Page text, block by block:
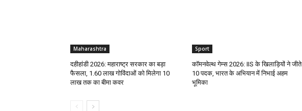
Maharashtra
दहीहांडी 2026: महाराष्ट्र सरकार का बड़ा
फैसला, 1.60 लाख गोविंदाओं को मिलेगा ₹10
लाख तक का बीमा कवर
Sport
कॉमनवेल्थ गेम्स 2026: IIS के खिलाड़ियों ने जीते
10 पदक, भारत के अभियान में निभाई अहम
भूमिका